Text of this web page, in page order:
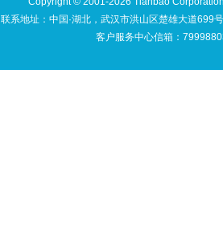
联系地址：中国·湖北，武汉市洪山区楚雄大道
客户服务中心信箱：